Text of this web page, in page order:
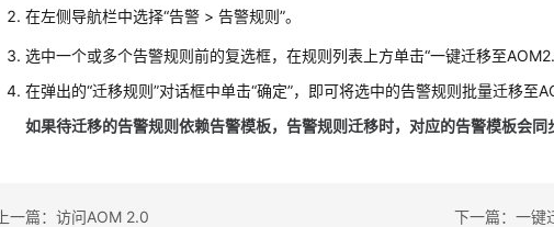
在左侧导航栏中选择“告警 > 告警规则”。
选中一个或多个告警规则前的复选框，在规则列表上方单击“一键迁移至
在弹出的“迁移规则”对话框中单击“确定”，即可将选中的告警规则批量迁移至
如果待迁移的告警规则依赖告警模板，告警规则迁移时，对应的告警模板会同
上一篇：访问AOM 2.0 下一篇：一键